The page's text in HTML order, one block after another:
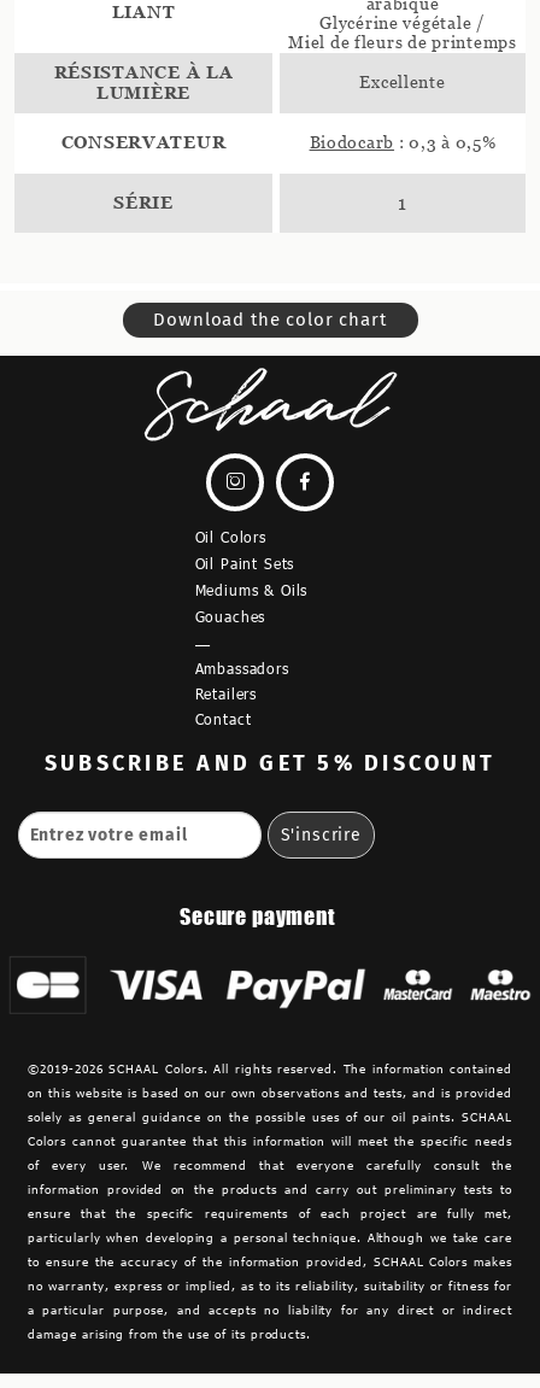
LIANT
Glycérine végétale /
Miel de fleurs de printemps
RÉSISTANCE À LA
LUMIÈRE
Excellente
CONSERVATEUR Biodocarb : 0,3 à 0,5%
SÉRIE 1
Download the color chart
 
Oil Colors
Oil Paint Sets
Mediums & Oils
Gouaches
—
Ambassadors
Retailers
Contact
SUBSCRIBE AND GET 5% DISCOUNT
Secure payment
©2019-2026 SCHAAL Colors. All rights reserved. The information contained
on this website is based on our own observations and tests, and is provided
solely as general guidance on the possible uses of our oil paints. SCHAAL
Colors cannot guarantee that this information will meet the specific needs
of every user. We recommend that everyone carefully consult the
information provided on the products and carry out preliminary tests to
ensure that the specific requirements of each project are fully met,
particularly when developing a personal technique. Although we take care
to ensure the accuracy of the information provided, SCHAAL Colors makes
no warranty, express or implied, as to its reliability, suitability or fitness for
a particular purpose, and accepts no liability for any direct or indirect
damage arising from the use of its products.